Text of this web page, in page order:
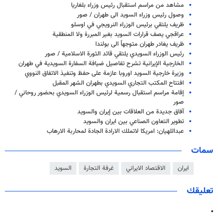
مشاهد من مراسم استقبال رئيس وزراء بلغاريا
وصول رئيس وزراء السويد الى طهران / صور
ظريف يلتقي برئيس الوزراء النرويجي في اوسلو
عراقجي يصف قرارات السويد بغير المبررة ولا المنطقية
ظريف يغادر طهران متوجهاً الى بولندا
رئيس الوزراء السويدي يلتقي قائد الثورة الاسلامية / صور
الخارجية الإيرانية تشرح تفاصيل ضيافة السفارة السويدية في طهران
وزيرة خارجية السويد اوروبا عازمة على حفظ وتنفيذ الاتفاق النووي
افتتاح المكتب التجاري السويدي بطهران الشهر المقبل
إقامة مراسم استقبال رسمية لرئيس الوزراء السويدي بحضور روحاني /
صور
آفاق جديدة من العلاقات بين إيران والسويد
تطوير التعاون الصناعي بين ايران والسويد
عبداللهيان: امريكا لاتملك الارادة الجادة لمحاربة الارهاب
سمات
ايران الاقتصاد الايراني غرفة التجارة السويد
تعليقك